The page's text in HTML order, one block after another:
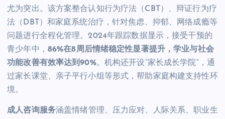
尤为突出。该方案整合认知行为疗法（CBT）、辩证行为疗
法（DBT）和家庭系统治疗，针对焦虑、抑郁、网络成瘾等
问题进行全程化管理。2024年跟踪数据显示，接受干预的
青少年中， 86%在8周后情绪稳定性显著提升，学业与社会
功能改善有效率达到90%。机构还开设“家长成长学院”，通
过家长课堂、亲子平行小组等形式，帮助家庭构建支持性环
境。
成人咨询服务涵盖情绪管理、压力应对、人际关系、职业生